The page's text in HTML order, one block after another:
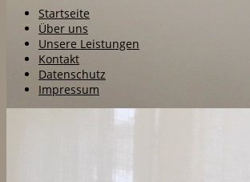
Startseite
Über uns
Unsere Leistungen
Kontakt
Datenschutz
Impressum